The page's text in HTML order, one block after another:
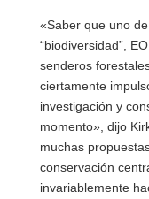
«Saber que uno
“biodiversidad”,
senderos
ciertamente
investigación y
momento», dijo
muchas
conservación
invariablemente